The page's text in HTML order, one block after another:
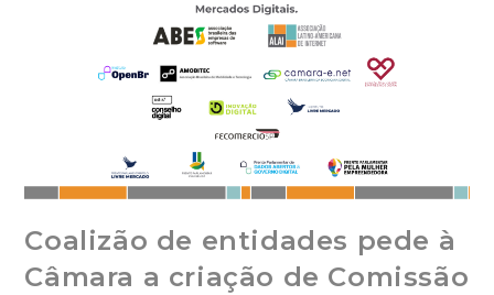
Coalizão de entidades pede à
Câmara a criação de Comissão